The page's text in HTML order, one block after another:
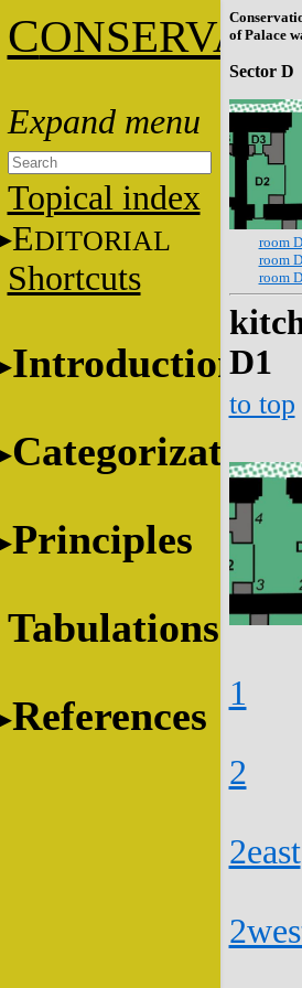
C
Topical index
EDITORIAL
Shortcuts
Introduction
Categorization
Principles
Tabulations
References
of Palace
Sector D
room
room
room
D1
to top
1
2
2east